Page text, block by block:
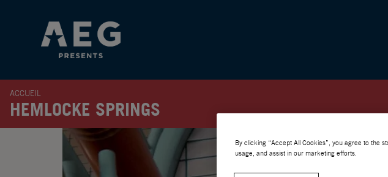
ACCUEIL
HEMLOCKE SPRINGS
By clicking “Accept All Cookies”, you agree to the
usage, and assist in our marketing efforts.